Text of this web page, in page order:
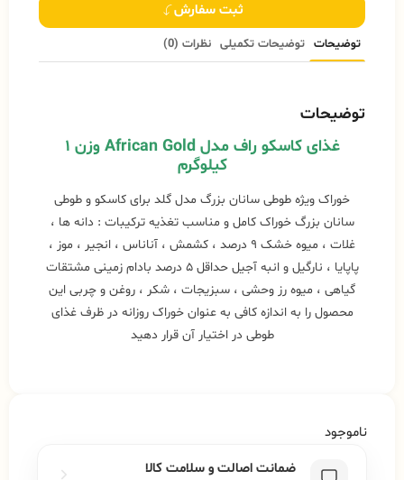
ثبت سفارش
توضیحات توضیحات تکمیلی نظرات (0)
توضیحات
غذای کاسکو راف
مدل African Gold وزن ۱
کیلوگرم
خوراک ویژه طوطی سانان بزرگ مدل گلد برای کاسکو و طوطی
سانان بزرگ خوراک کامل و مناسب تغذیه ترکیبات : دانه ها ،
غلات ، میوه خشک ۹ درصد ، کشمش ، آناناس ، انجیر ، موز ،
پاپایا ، نارگیل و انبه آجیل حداقل ۵ درصد بادام زمینی مشتقات
گیاهی ، میوه رز وحشی ، سبزیجات ، شکر ، روغن و چربی این
محصول را به اندازه کافی به عنوان خوراک روزانه در ظرف غذای
طوطی در اختیار آن قرار دهید
ناموجود
ضمانت اصالت و سلامت کالا